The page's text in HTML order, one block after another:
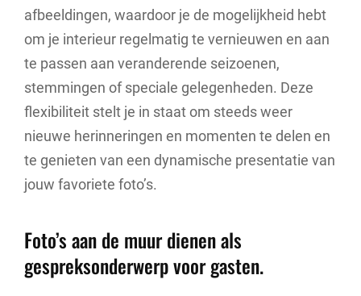
afbeeldingen, waardoor je de mogelijkheid hebt
om je interieur regelmatig te vernieuwen en aan
te passen aan veranderende seizoenen,
stemmingen of speciale gelegenheden. Deze
flexibiliteit stelt je in staat om steeds weer
nieuwe herinneringen en momenten te delen en
te genieten van een dynamische presentatie van
jouw favoriete foto’s.
Foto’s aan de muur dienen als
gespreksonderwerp voor gasten.